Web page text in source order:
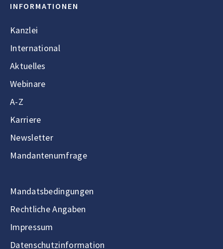
INFORMATIONEN
Kanzlei
International
Aktuelles
Webinare
A-Z
Karriere
Newsletter
Mandantenumfrage
Mandatsbedingungen
Rechtliche Angaben
Impressum
Datenschutzinformation